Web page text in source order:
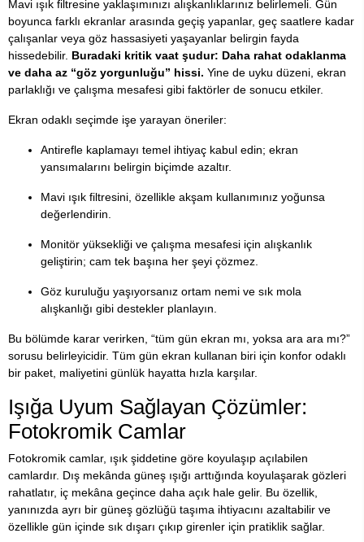
Mavi ışık filtresine yaklaşımınızı alışkanlıklarınız belirlemeli. Gün
boyunca farklı ekranlar arasında geçiş yapanlar, geç saatlere kadar
çalışanlar veya göz hassasiyeti yaşayanlar belirgin fayda
hissedebilir. Buradaki kritik vaat şudur: Daha rahat odaklanma
ve daha az “göz yorgunluğu” hissi. Yine de uyku düzeni, ekran
parlaklığı ve çalışma mesafesi gibi faktörler de sonucu etkiler.
Ekran odaklı seçimde işe yarayan öneriler:
Antirefle kaplamayı temel ihtiyaç kabul edin; ekran
yansımalarını belirgin biçimde azaltır.
Mavi ışık filtresini, özellikle akşam kullanımınız yoğunsa
değerlendirin.
Monitör yüksekliği ve çalışma mesafesi için alışkanlık
geliştirin; cam tek başına her şeyi çözmez.
Göz kuruluğu yaşıyorsanız ortam nemi ve sık mola
alışkanlığı gibi destekler planlayın.
Bu bölümde karar verirken, “tüm gün ekran mı, yoksa ara ara mı?”
sorusu belirleyicidir. Tüm gün ekran kullanan biri için konfor odaklı
bir paket, maliyetini günlük hayatta hızla karşılar.
Işığa Uyum Sağlayan Çözümler:
Fotokromik Camlar
Fotokromik camlar, ışık şiddetine göre koyulaşıp açılabilen
camlardır. Dış mekânda güneş ışığı arttığında koyulaşarak gözleri
rahatlatır, iç mekâna geçince daha açık hale gelir. Bu özellik,
yanınızda ayrı bir güneş gözlüğü taşıma ihtiyacını azaltabilir ve
özellikle gün içinde sık dışarı çıkıp girenler için pratiklik sağlar.